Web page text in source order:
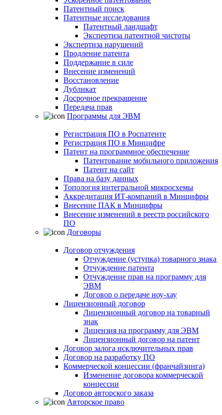
Патентный поиск
Патентные исследования
Патентный ландшафт
Экспертиза патентной чистоты
Экспертиза нарушений
Продление патента
Поддержание в силе
Внесение изменений
Восстановление
Дубликат
Досрочное прекращение
Передача прав
Программы для ЭВМ
Регистрация ПО в Роспатенте
Регистрация ПО в Минцифре
Патент на программное обеспечение
Патентование мобильного приложения
Патент на сайт
Права на базу данных
Топология интегральной микросхемы
Аккредитация ИТ-компаний в Минцифры
Внесение ПАК в Минцифры
Внесение изменений в реестр российского
ПО
Договоры
Договор отчуждения
Отчуждение (уступка) товарного знака
Отчуждение патента
Отчуждение прав на программу для
ЭВМ
Договор о передаче ноу-хау
Лицензионный договор
Лицензионный договор на товарный
знак
Лицензия на программу для ЭВМ
Лицензионный договор на патент
Договор залога исключительных прав
Договор на разработку ПО
Коммерческой концессии (франчайзинга)
Изменение договора коммерческой
концессии
Договор авторского заказа
Авторское право